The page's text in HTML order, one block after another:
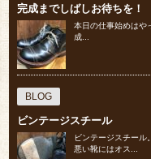
完成までしばしお待ちを！
本日の仕事始めはや
成...
BLOG
ビンテージスチール
ビンテージスチール
悪い靴にはオス...